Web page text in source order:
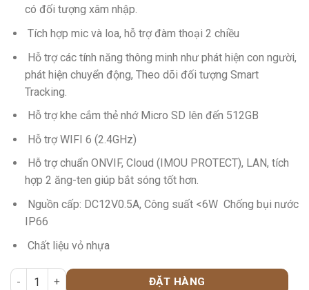
có đối tượng xâm nhập.
Tích hợp mic và loa, hỗ trợ đàm thoại 2 chiều
Hỗ trợ các tính năng thông minh như phát hiện con người,
phát hiện chuyển động, Theo dõi đối tượng Smart
Tracking.
Hỗ trợ khe cắm thẻ nhớ Micro SD lên đến 512GB
Hỗ trợ WIFI 6 (2.4GHz)
Hỗ trợ chuẩn ONVIF, Cloud (IMOU PROTECT), LAN, tích
hợp 2 ăng-ten giúp bắt sóng tốt hơn.
Nguồn cấp: DC12V0.5A, Công suất <6W Chống bụi nước
IP66
Chất liệu vỏ nhựa
ĐẶT HÀNG